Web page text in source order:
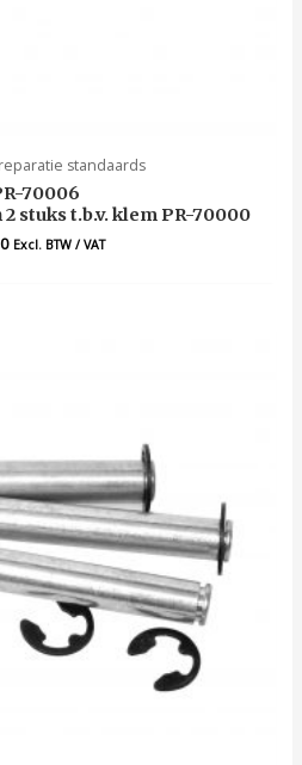
standaards
70006
stuks t.b.v. klem PR-70000
Excl. BTW / VAT